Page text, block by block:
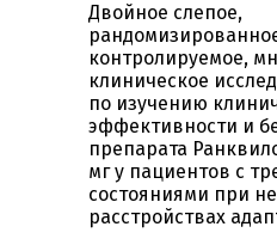
Двойное слепое,
контролируемое,
клиническое
по изучению
эффективности и
препарата
мг у пациентов с
состояниями при
расстройствах